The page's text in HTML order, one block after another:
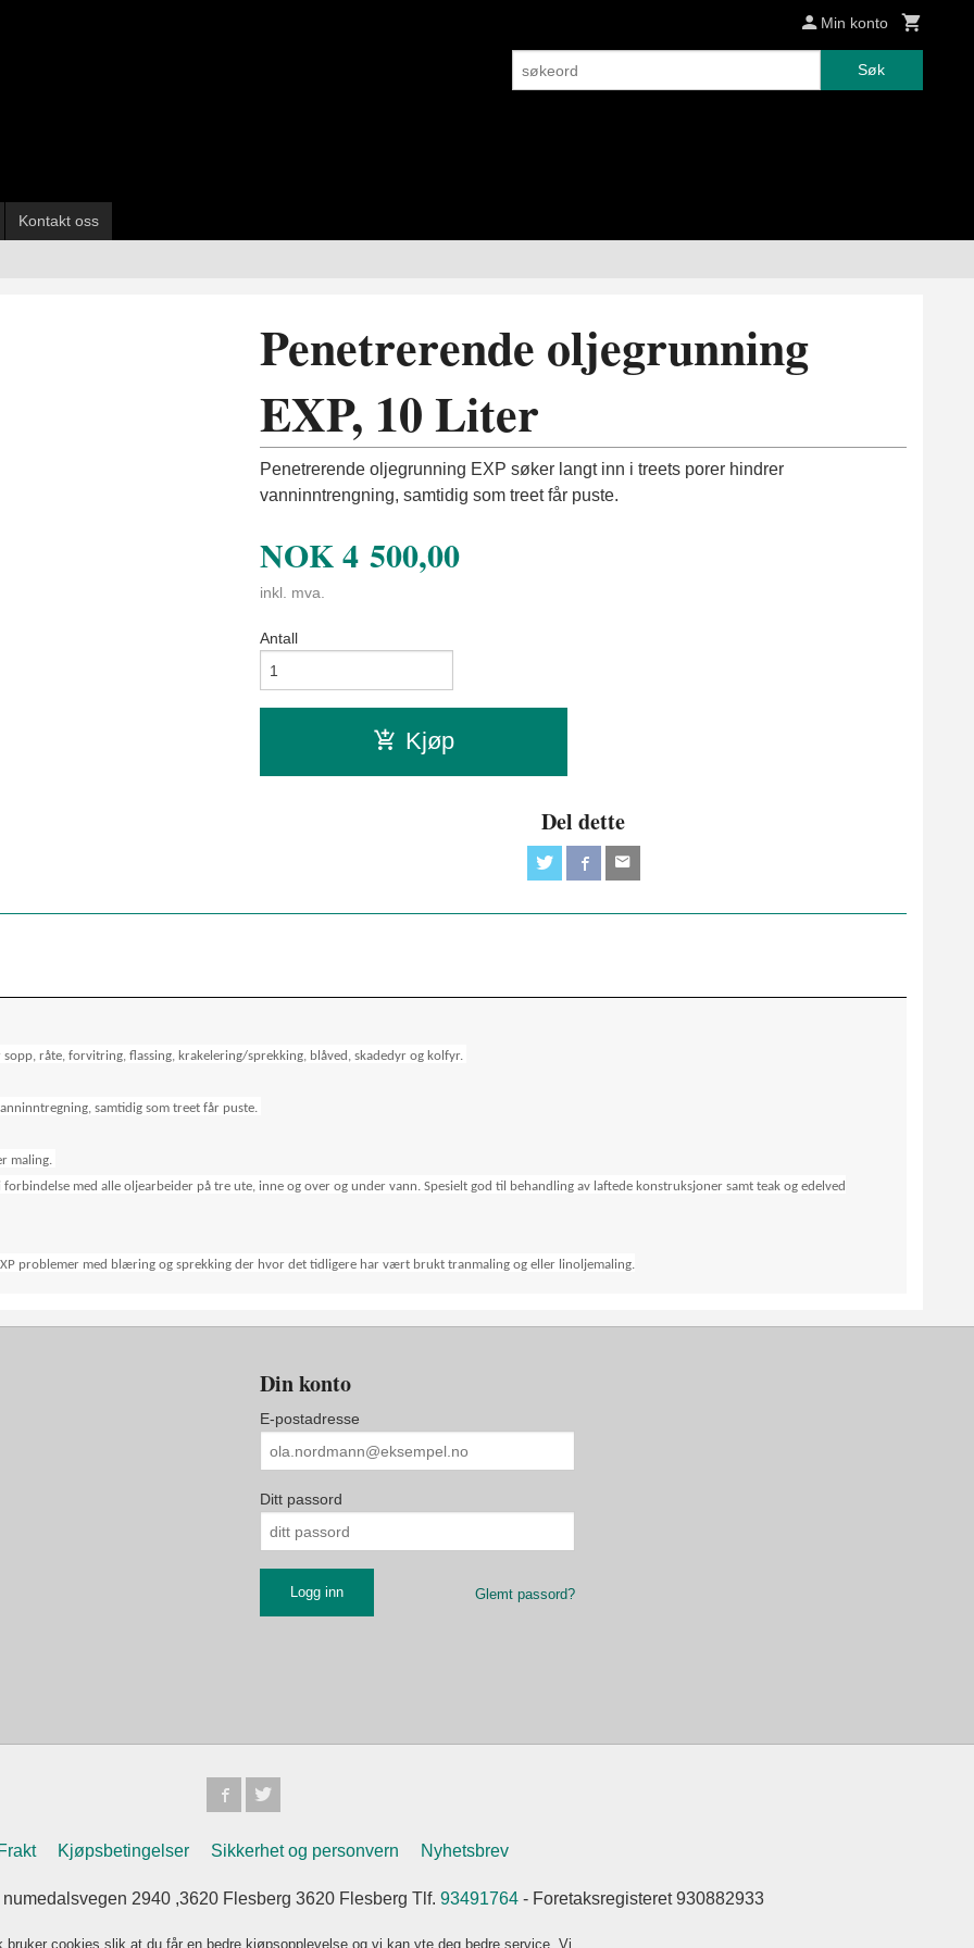
Min konto
Søk
Kontakt oss
Penetrerende oljegrunning
EXP, 10 Liter
Penetrerende oljegrunning EXP søker langt inn i treets porer hindrer
vanninntrengning, samtidig som treet får puste.
NOK4 500,00
inkl. mva.
Antall
Kjøp
Del dette
råte, forvitring, flassing, krakelering/sprekking, blåved, skadedyr og kolfyr.
samtidig som treet får puste.
maling.
med alle oljearbeider på tre ute, inne og over og under vann. Spesielt god til behandling av laftede konstruksjoner samt teak og edelved
problemer med blæring og sprekking der hvor det tidligere har vært brukt tranmaling og eller linoljemaling.
Din konto
E-postadresse
Ditt passord
Glemt passord?
Frakt Kjøpsbetingelser Sikkerhet og personvern Nyhetsbrev
2940 ,3620 Flesberg 3620 Flesberg Tlf. 93491764- Foretaksregisteret 930882933
bruker cookies slik at du får en bedre kjøpsopplevelse og vi kan yte deg bedre service. Vi